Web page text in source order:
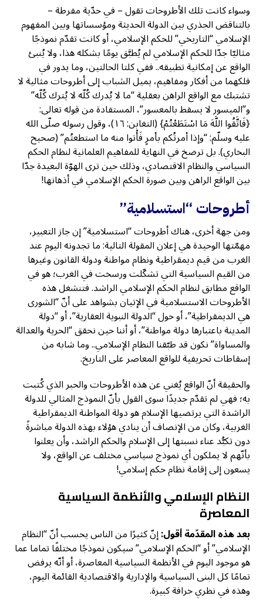
وسواء كانت تلك الأطروحات تقول – في حدّية مفرطة –
بالتناقض الجذري بين الدولة الحديثة ومؤسساتها وبين المفهوم
الإسلامي “التاريخي” للحكم الإسلامي، أو كانت تقدّم نموذجًا
مثاليّا جدّا للحكم الإسلامي لم يُطبَّق يومًا بشكله هذا، ولا يُنبئ
الواقع عن إمكانية تطبيقه.. ففي كلتا الحالتين، وما يدور في
فلكهما من أفكار ومفاهيم، يميل الشباب إلى أطروحات مثالية لا
تشتبك مع الواقع الراهن بعقلية “ما لا يُدرك كُلّه لا يُترك كُلّه”
و”الميسور لا يسقط بالمعسور”، المستفادة من قوله تعالى:
{فَاتَّقُوا اللَّهَ مَا اسْتَطَعْتُمْ} (التغابن: ١٦)، وقول رسوله صلّى الله
عليه وسلّم: “وإذا أمرتُكم بأمرٍ فَأْتوا منه ما استطعتُم” (صحيح
البخاري). بل ترضخ في النهاية للمفاهيم العلمانية لنظام الحكم
السياسي والنظام الاقتصادي، وذلك حين ترى الهوّة البعيدة جدّا
بين الواقع الراهن وبين صورة الحكم الإسلامي في أذهانها!
أطروحات “استسلامية”
ومن جهة أخرى، هناك أطروحات “استسلامية” إن جاز التعبير،
مهمّتها الوحيدة هي إعلان المقولة التالية: ما تجدونه اليوم عند
الغرب من قيم ديمقراطية ونظام مواطنة ودولة القانون وغيرها
من القيم السياسية التي تشكّلت ورسخت في الغرب؛ هو في
الواقع مطابق لنظام الحكم الإسلامي الراشد. فتنشغل هذه
الأطروحات الاستسلامية في الإتيان بشواهد على أنّ “الشورى
هي الديمقراطية”، أو حول “الدولة النبوية العقارية”، أو “دولة
المدينة باعتبارها دولة مواطنة”، أو أننا حين نحقق “الحرية والعدالة
والمساواة” نكون قد طبّقنا النظام الإسلامي.. وما شابه من
إسقاطات تحريفية للواقع المعاصر على التاريخ.
والحقيقة أنّ الواقع يُغني عن هذه الأطروحات والحبر الذي كُتبت
به؛ فهي لم تقدّم جديدًا سوى القول بأنّ النموذج المثالي للدولة
الراشدة التي يرتضيها الإسلام هو دولة المواطنة الديمقراطية
الغربية، وكان من الإنصاف أن ينادي هؤلاء بهذه الدولة مباشرةً
دون تكبُّد عناء نسبتها إلى الإسلام والحكم الراشد، وأن يعلنوا
بأنّهم لا يملكون أي نموذج سياسي مختلف عن الواقع، ولا
يسعون إلى إقامة نظام حكم إسلامي!
النظام الإسلامي والأنظمة السياسية
المعاصرة
بعد هذه المقدّمة أقول:إنّ كثيرًا من الناس يحسب أنّ “النظام
الإسلامي” أو “الحكم الإسلامي” سيكون نموذجًا مختلفًا تماما عما
هو موجود اليوم في الأنظمة السياسية المعاصرة، أو أنّه يرفض
تمامًا كل البنى السياسية والإدارية والاقتصادية القائمة اليوم،
وهذه في نظري خرافة كبيرة.